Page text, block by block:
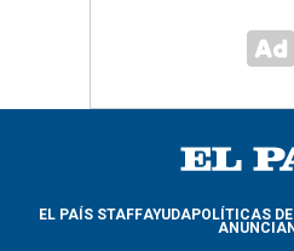
EL PAÍS STAFFAYUDAPOLÍTICAS